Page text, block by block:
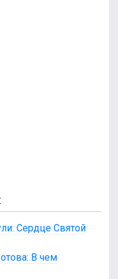
Сердце Святой
В чем